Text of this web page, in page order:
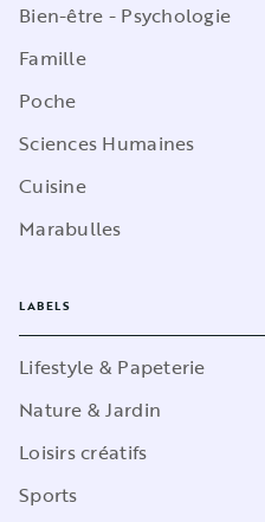
Bien-être - Psychologie
Famille
Poche
Sciences Humaines
Cuisine
Marabulles
LABELS
Lifestyle & Papeterie
Nature & Jardin
Loisirs créatifs
Sports